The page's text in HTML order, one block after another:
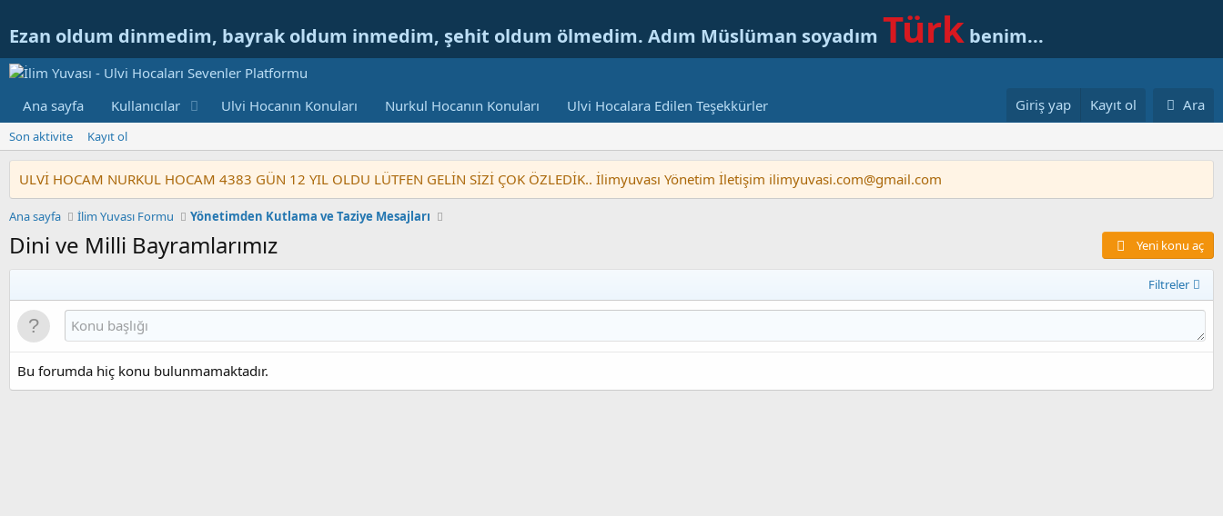
Ezan oldum dinmedim, bayrak oldum inmedim, şehit oldum ölmedim. Adım Müslüman soyadım Türk benim...
Ana sayfa Kullanıcılar Ulvi Hocanın Konuları Nurkul Hocanın Konuları Ulvi Hocalara Edilen Teşekkürler Giriş yap Kayıt ol Ara
Son aktivite Kayıt ol
ULVİ HOCAM NURKUL HOCAM 4383 GÜN 12 YIL OLDU LÜTFEN GELİN SİZİ ÇOK ÖZLEDİK.. İlimyuvası Yönetim İletişim ilimyuvasi.com@gmail.com
Ana sayfa İlim Yuvası Formu Yönetimden Kutlama ve Taziye Mesajları
Dini ve Milli Bayramlarımız Yeni konu aç
Filtreler
Bu forumda hiç konu bulunmamaktadır.